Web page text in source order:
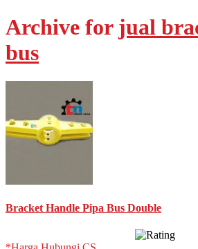
Archive for jual
bus
Bracket Handle Pipa Bus Double